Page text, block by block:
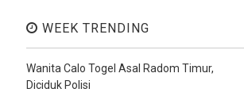
WEEK TRENDING
Wanita Calo Togel Asal Radom Timur,
Diciduk Polisi